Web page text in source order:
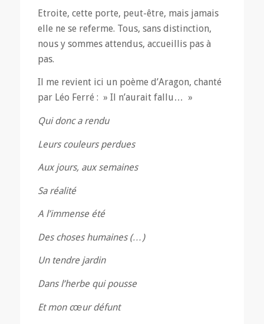
Etroite, cette porte, peut-être, mais jamais
elle ne se referme. Tous, sans distinction,
nous y sommes attendus, accueillis pas à
pas.
Il me revient ici un poème d’Aragon, chanté
par Léo Ferré : » Il n’aurait fallu… »
Qui donc a rendu
Leurs couleurs perdues
Aux jours, aux semaines
Sa réalité
A l’immense été
Des choses humaines (…)
Un tendre jardin
Dans l’herbe qui pousse
Et mon cœur défunt